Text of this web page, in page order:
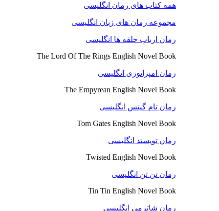
همه کتاب های رمان انگلیسی
مجموعه رمان های زبان انگلیسی
رمان ارباب حلقه ها انگلیسی
The Lord Of The Rings English Novel Book
رمان امپراتوری انگلیسی
The Empyrean English Novel Book
رمان تام گیتس انگلیسی
Tom Gates English Novel Book
رمان تویستد انگلیسی
Twisted English Novel Book
رمان تن تن انگلیسی
Tin Tin English Novel Book
رمان شاترمی انگلیسی